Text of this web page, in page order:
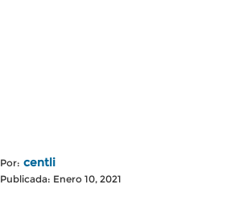
Por: centli
Publicada: Enero 10, 2021